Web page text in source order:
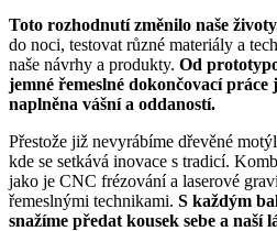
Toto rozhodnutí změnilo naše
do noci, testovat různé materiály a
naše návrhy a produkty. Od
jemné řemeslné dokončovací práce
naplněna vášní a oddaností.
Přestože již nevyrábíme dřevěné
kde se setkává inovace s tradicí.
jako je CNC frézování a laserové
řemeslnými technikami. S každým
snažíme předat kousek sebe a naší